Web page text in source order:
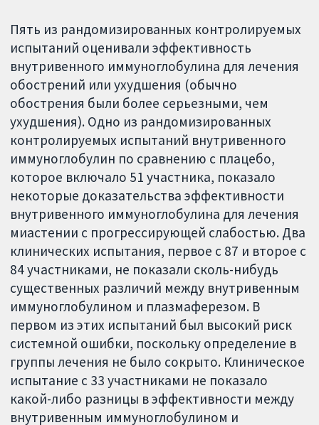
Пять из рандомизированных контролируемых
испытаний оценивали эффективность
внутривенного иммуноглобулина для лечения
обострений или ухудшения (обычно
обострения были более серьезными, чем
ухудшения). Одно из рандомизированных
контролируемых испытаний внутривенного
иммуноглобулин по сравнению с плацебо,
которое включало 51 участника, показало
некоторые доказательства эффективности
внутривенного иммуноглобулина для лечения
миастении с прогрессирующей слабостью. Два
клинических испытания, первое с 87 и второе с
84 участниками, не показали сколь-нибудь
существенных различий между внутривенным
иммуноглобулином и плазмаферезом. В
первом из этих испытаний был высокий риск
системной ошибки, поскольку определение в
группы лечения не было сокрыто. Клиническое
испытание с 33 участниками не показало
какой-либо разницы в эффективности между
внутривенным иммуноглобулином и